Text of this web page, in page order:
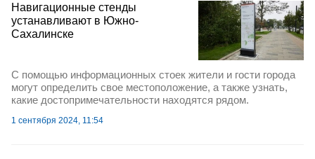
Навигационные стенды
устанавливают в Южно-
Сахалинске
С помощью информационных стоек жители и гости города
могут определить свое местоположение, а также узнать,
какие достопримечательности находятся рядом.
1 сентября 2024, 11:54